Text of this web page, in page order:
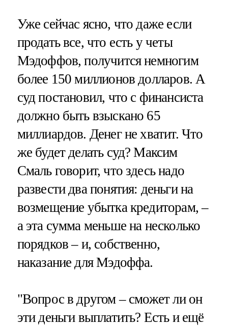
Уже сейчас ясно, что даже если
продать все, что есть у четы
Мэдоффов, получится немногим
более 150 миллионов долларов. А
суд постановил, что с финансиста
должно быть взыскано 65
миллиардов. Денег не хватит. Что
же будет делать суд? Максим
Смаль говорит, что здесь надо
развести два понятия: деньги на
возмещение убытка кредиторам, –
а эта сумма меньше на несколько
порядков – и, собственно,
наказание для Мэдоффа.
"Вопрос в другом – сможет ли он
эти деньги выплатить? Есть и ещё